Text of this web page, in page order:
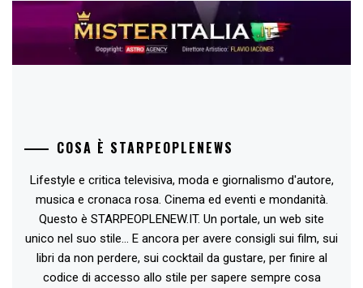
COSA È STARPEOPLENEWS
Lifestyle e critica televisiva, moda e giornalismo d'autore,
musica e cronaca rosa. Cinema ed eventi e mondanità.
Questo è STARPEOPLENEW.IT. Un portale, un web site
unico nel suo stile... E ancora per avere consigli sui film, sui
libri da non perdere, sui cocktail da gustare, per finire al
codice di accesso allo stile per sapere sempre cosa